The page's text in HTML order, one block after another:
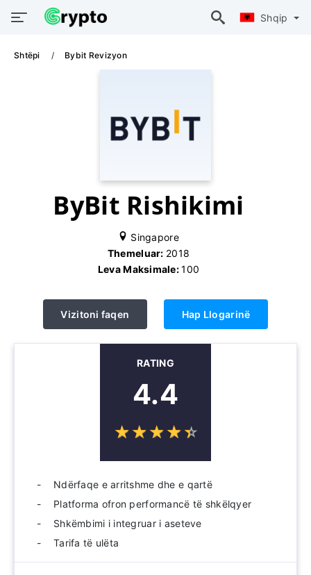
Shqip
Shtëpi Bybit Revizyon
ByBit Rishikimi
Singapore
Themeluar: 2018
Leva Maksimale:100
Vizitoni faqen Hap Llogarinë
RATING
4.4
☆☆☆☆☆
★★★★★
Ndërfaqe e arritshme dhe e qartë
Platforma ofron performancë të shkëlqyer
Shkëmbimi i integruar i aseteve
Tarifa të ulëta